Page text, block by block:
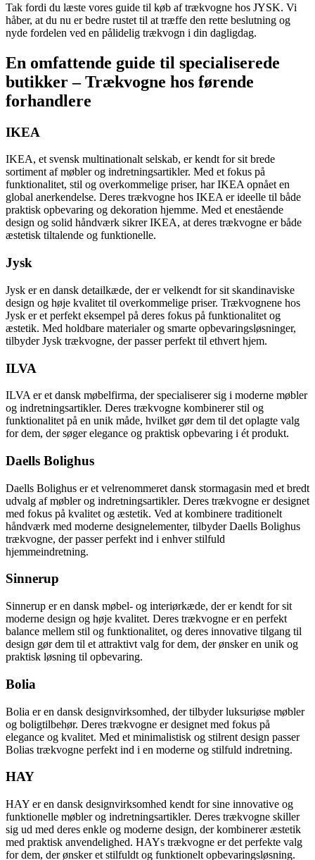
Tak fordi du læste vores guide til køb af trækvogne hos JYSK. Vi
håber, at du nu er bedre rustet til at træffe den rette beslutning og
nyde fordelen ved en pålidelig trækvogn i din dagligdag.
En omfattende guide til specialiserede
butikker – Trækvogne hos førende
forhandlere
IKEA
IKEA, et svensk multinationalt selskab, er kendt for sit brede
sortiment af møbler og indretningsartikler. Med et fokus på
funktionalitet, stil og overkommelige priser, har IKEA opnået en
global anerkendelse. Deres trækvogne hos IKEA er ideelle til både
praktisk opbevaring og dekoration hjemme. Med et enestående
design og solid håndværk sikrer IKEA, at deres trækvogne er både
æstetisk tiltalende og funktionelle.
Jysk
Jysk er en dansk detailkæde, der er velkendt for sit skandinaviske
design og høje kvalitet til overkommelige priser. Trækvognene hos
Jysk er et perfekt eksempel på deres fokus på funktionalitet og
æstetik. Med holdbare materialer og smarte opbevaringsløsninger,
tilbyder Jysk trækvogne, der passer perfekt til ethvert hjem.
ILVA
ILVA er et dansk møbelfirma, der specialiserer sig i moderne møbler
og indretningsartikler. Deres trækvogne kombinerer stil og
funktionalitet på en unik måde, hvilket gør dem til det oplagte valg
for dem, der søger elegance og praktisk opbevaring i ét produkt.
Daells Bolighus
Daells Bolighus er et velrenommeret dansk stormagasin med et bredt
udvalg af møbler og indretningsartikler. Deres trækvogne er designet
med fokus på kvalitet og æstetik. Ved at kombinere traditionelt
håndværk med moderne designelementer, tilbyder Daells Bolighus
trækvogne, der passer perfekt ind i enhver stilfuld
hjemmeindretning.
Sinnerup
Sinnerup er en dansk møbel- og interiørkæde, der er kendt for sit
moderne design og høje kvalitet. Deres trækvogne er en perfekt
balance mellem stil og funktionalitet, og deres innovative tilgang til
design gør dem til et attraktivt valg for dem, der ønsker en unik og
praktisk løsning til opbevaring.
Bolia
Bolia er en dansk designvirksomhed, der tilbyder luksuriøse møbler
og boligtilbehør. Deres trækvogne er designet med fokus på
elegance og kvalitet. Med et minimalistisk og stilrent design passer
Bolias trækvogne perfekt ind i en moderne og stilfuld indretning.
HAY
HAY er en dansk designvirksomhed kendt for sine innovative og
funktionelle møbler og indretningsartikler. Deres trækvogne skiller
sig ud med deres enkle og moderne design, der kombinerer æstetik
med praktisk anvendelighed. HAYs trækvogne er det perfekte valg
for dem, der ønsker et stilfuldt og funktionelt opbevaringsløsning.